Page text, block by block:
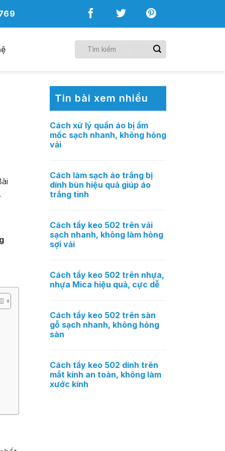
Tin bài xem nhiều
Cách xử lý quần áo bị ẩm
mốc sạch nhanh, không hỏng
vải
Cách làm sạch áo trắng bị
dính bùn hiệu quả giúp áo
trắng tinh
Cách tẩy keo 502 trên vải
sạch nhanh, không làm hỏng
sợi vải
Cách tẩy keo 502 trên nhựa,
nhựa Mica hiệu quả, cực dễ
Cách tẩy keo 502 trên sàn
gỗ sạch nhanh, không hỏng
sàn
Cách tẩy keo 502 dính trên
mắt kính an toàn, không làm
xước kính